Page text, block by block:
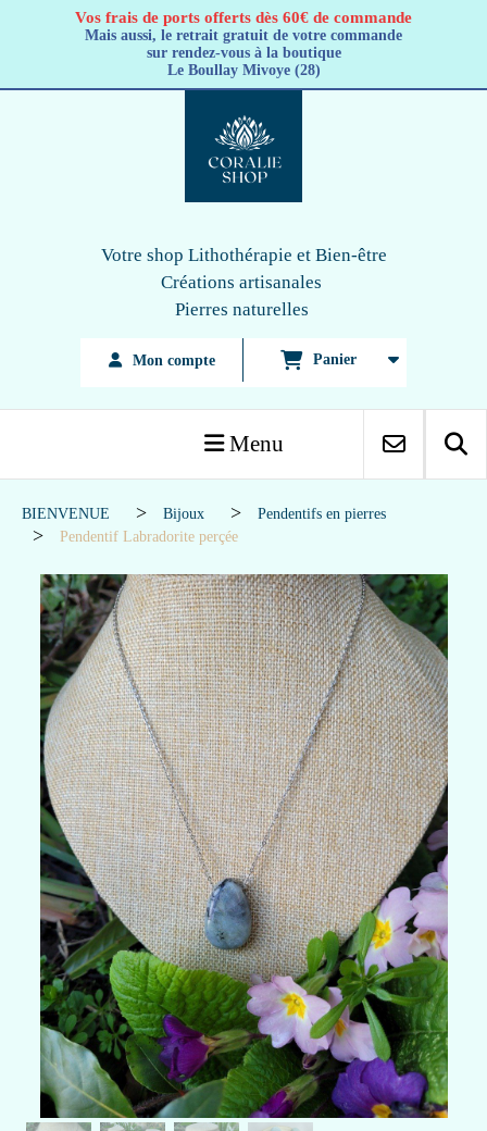
Vos frais de ports offerts dès 60€ de commande
Mais aussi, le retrait gratuit de votre commande
sur rendez-vous à la boutique
Le Boullay Mivoye (28)
Votre shop Lithothérapie et Bien-être
Créations artisanales
Pierres naturelles
Mon compte Panier
Menu
BIENVENUE Bijoux
Pendentifs en pierres
Pendentif Labradorite perçée
Panneau de gestion des cookies